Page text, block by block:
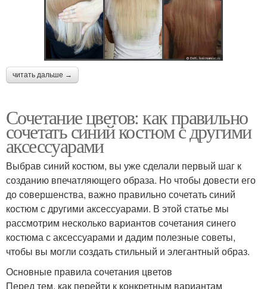
читать дальше →
Сочетание цветов: как правильно
сочетать синий костюм с другими
аксессуарами
Выбрав синий костюм, вы уже сделали первый шаг к
созданию впечатляющего образа. Но чтобы довести его
до совершенства, важно правильно сочетать синий
костюм с другими аксессуарами. В этой статье мы
рассмотрим несколько вариантов сочетания синего
костюма с аксессуарами и дадим полезные советы,
чтобы вы могли создать стильный и элегантный образ.
Основные правила сочетания цветов
Перед тем, как перейти к конкретным вариантам